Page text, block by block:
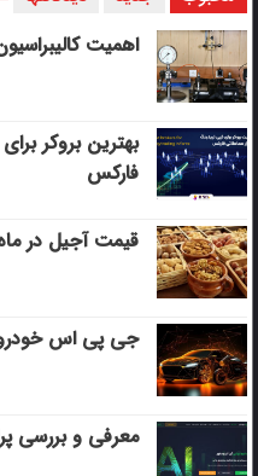
اهمیت
بهترین بروکر
فارکس
قیمت آجیل در
جی پی اس خودرو؛
معرفی و بررسی